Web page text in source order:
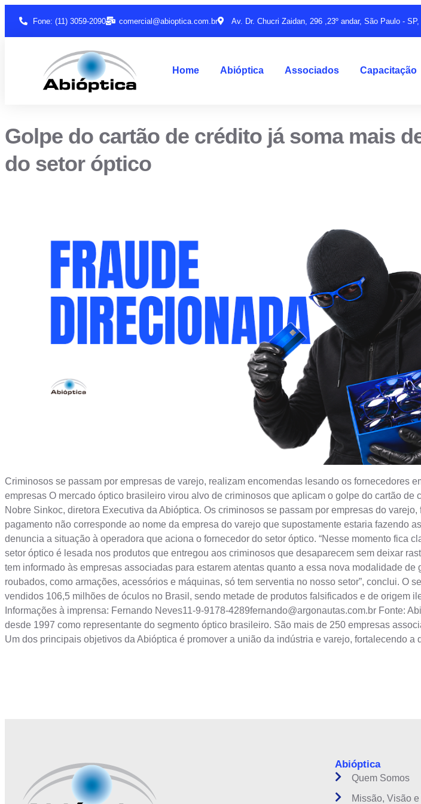
Fone: (11) 3059-2090 comercial@abioptica.com.br Av. Dr. Chucri Zaidan, 296 ,23º andar, São Paulo -
Home Abióptica Associados Capacitação
Golpe do cartão de crédito já soma mais
do setor óptico
Criminosos se passam por empresas de varejo, realizam encomendas lesando os fornecedores
empresas O mercado óptico brasileiro virou alvo de criminosos que aplicam o golpe do cartão de
Nobre Sinkoc, diretora Executiva da Abióptica. Os criminosos se passam por empresas do
pagamento não corresponde ao nome da empresa do varejo que supostamente estaria fazendo
denuncia a situação à operadora que aciona o fornecedor do setor óptico. “Nesse momento fica
setor óptico é lesada nos produtos que entregou aos criminosos que desaparecem sem deixar
tem informado às empresas associadas para estarem atentas quanto a essa nova modalidade
roubados, como armações, acessórios e máquinas, só tem serventia no nosso setor”, conclui.
vendidos 106,5 milhões de óculos no Brasil, sendo metade de produtos falsificados e de origem
Informações à imprensa: Fernando Neves11-9-9178-4289fernando@argonautas.com.br Fonte:
desde 1997 como representante do segmento óptico brasileiro. São mais de 250 empresas
Um dos principais objetivos da Abióptica é promover a união da indústria e varejo, fortalecendo a
Abióptica
Quem Somos
Missão, Visão